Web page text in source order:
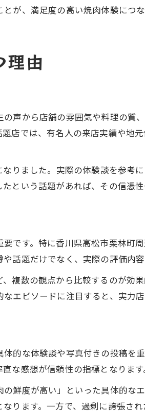
が、満足度の高い焼肉体験につな
理由
声から店舗の雰囲気や料理の質
店では、有名人の来店実績や地
りました。実際の体験談を参考
という話題があれば、その信憑
です。特に香川県高松市栗林町
話題だけでなく、実際の評価内
複数の観点から比較するのが効
エピソードに注目すると、実力店
的な体験談や写真付きの投稿を
な感想が信頼性の指標となります
鮮度が高い」といった具体的な
ります。一方で、過剰に誇張さ